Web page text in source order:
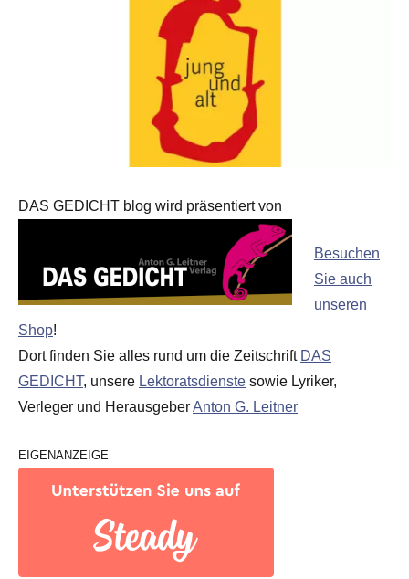
DAS GEDICHT blog wird präsentiert von
Besuchen
Sie auch
unseren
Shop!
Dort finden Sie alles rund um die Zeitschrift DAS
GEDICHT, unsere Lektoratsdienste sowie Lyriker,
Verleger und HerausgeberAnton G. Leitner
EIGENANZEIGE